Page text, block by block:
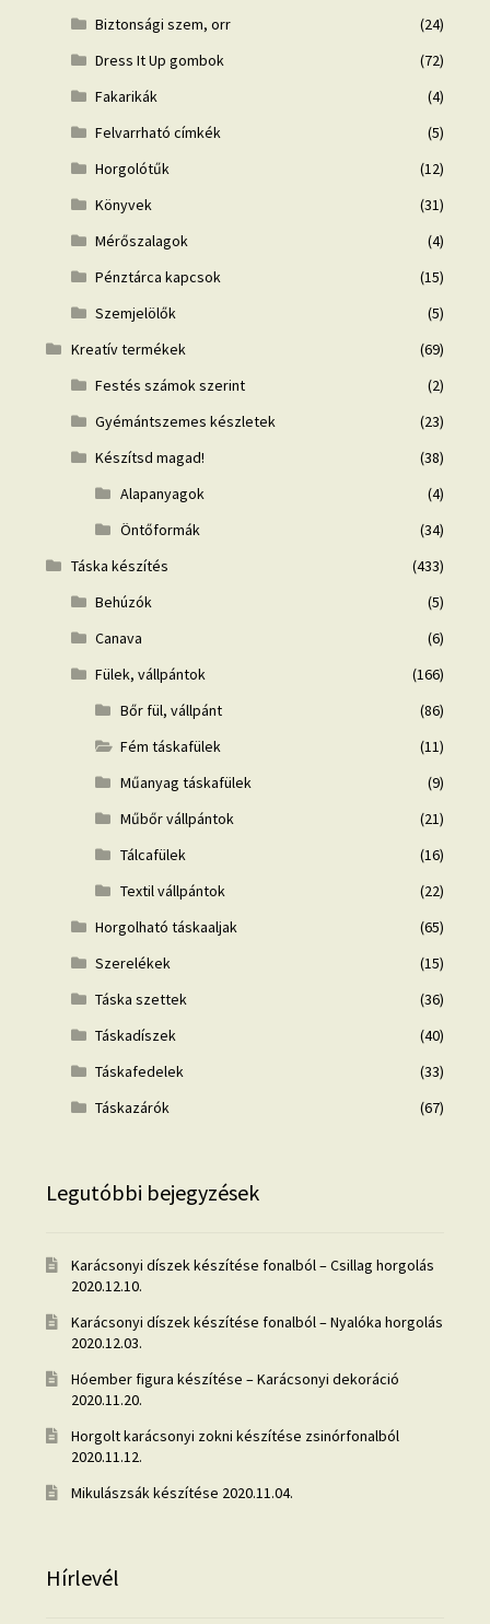
Biztonsági szem, orr
(24)
Dress It Up gombok
(72)
Fakarikák
(4)
Felvarrható címkék
(5)
Horgolótűk
(12)
Könyvek
(31)
Mérőszalagok
(4)
Pénztárca kapcsok
(15)
Szemjelölők
(5)
Kreatív termékek
(69)
Festés számok szerint
(2)
Gyémántszemes készletek
(23)
Készítsd magad!
(38)
Alapanyagok
(4)
Öntőformák
(34)
Táska készítés
(433)
Behúzók
(5)
Canava
(6)
Fülek, vállpántok
(166)
Bőr fül, vállpánt
(86)
Fém táskafülek
(11)
Műanyag táskafülek
(9)
Műbőr vállpántok
(21)
Tálcafülek
(16)
Textil vállpántok
(22)
Horgolható táskaaljak
(65)
Szerelékek
(15)
Táska szettek
(36)
Táskadíszek
(40)
Táskafedelek
(33)
Táskazárók
(67)
Legutóbbi bejegyzések
Karácsonyi díszek készítése fonalból – Csillag horgolás
2020.12.10.
Karácsonyi díszek készítése fonalból – Nyalóka horgolás
2020.12.03.
Hóember figura készítése – Karácsonyi dekoráció
2020.11.20.
Horgolt karácsonyi zokni készítése zsinórfonalból
2020.11.12.
Mikulászsák készítése 2020.11.04.
Hírlevél